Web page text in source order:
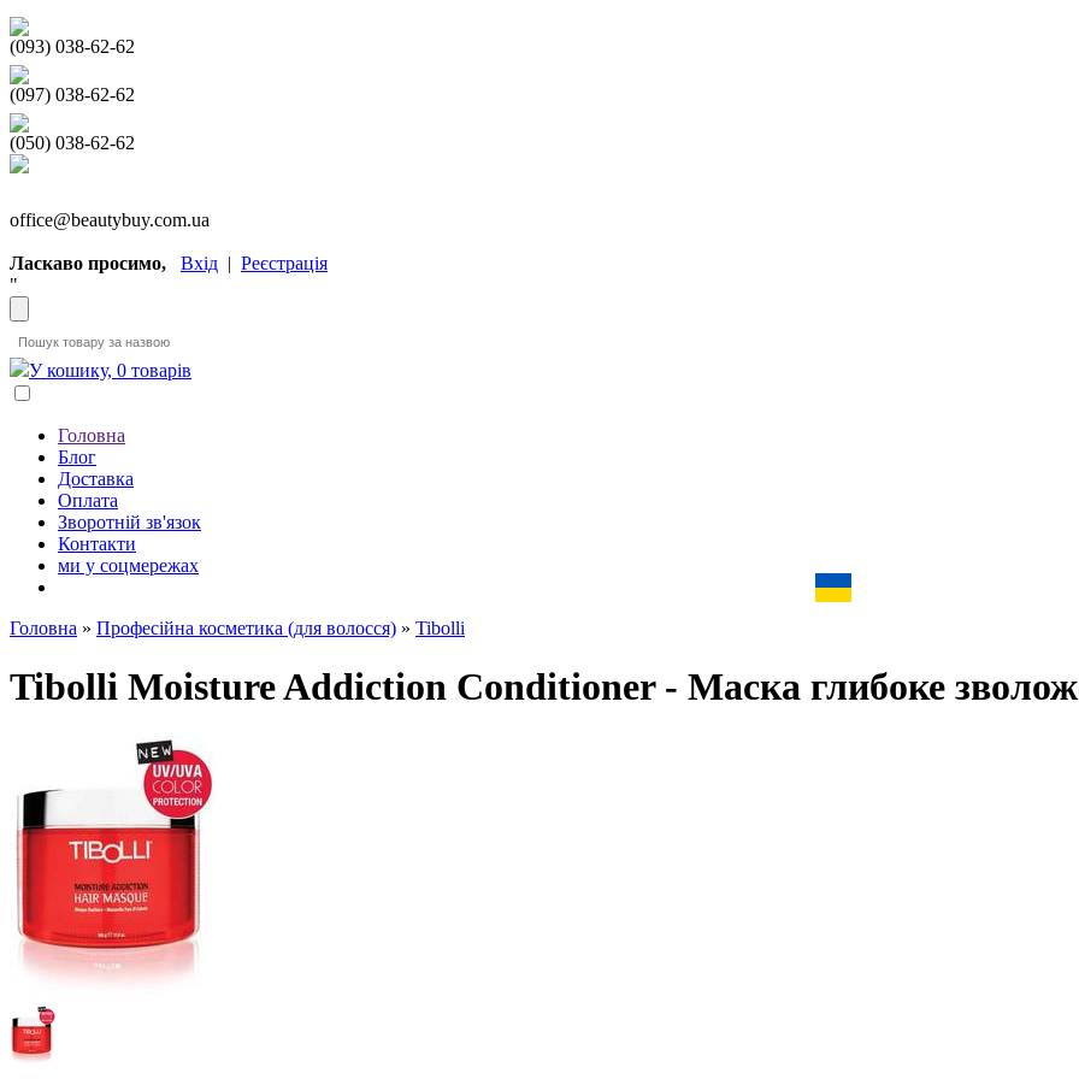
(093) 038-62-62
(097) 038-62-62
(050) 038-62-62
office@beautybuy.com.ua
Ласкаво просимо, Вхід | Реєстрація
"
У кошику, 0 товарів
Головна
Блог
Доставка
Оплата
Зворотній зв'язок
Контакти
ми у соцмережах
Головна » Професійна косметика (для волосся) » Tibolli
Tibolli Moisture Addiction Conditioner - Маска глибоке